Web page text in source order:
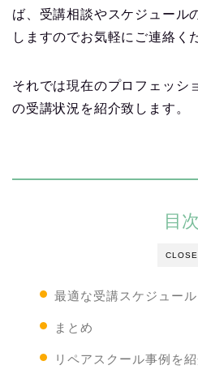
ば、受講相談やスケジュール
しますのでお気軽にご連絡く
それでは現在のプロフェッシ
の受講状況を紹介致します。
CLOSE
目次
最適な受講スケジュール
まとめ
リペアスクール事例を